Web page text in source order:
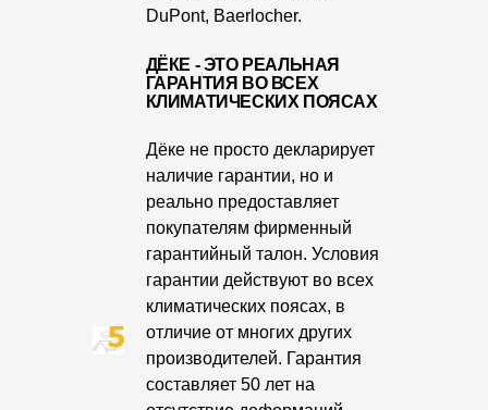
site@docke.ru
125212, Россия, Москва, Головинское ш., д. 5, стр. 1
Сб-Вс - выходной
DuPont, Baerlocher.
ДЁКЕ - ЭТО РЕАЛЬНАЯ
ГАРАНТИЯ ВО ВСЕХ
КЛИМАТИЧЕСКИХ ПОЯСАХ
Дёке не просто декларирует
наличие гарантии, но и
реально предоставляет
покупателям фирменный
гарантийный талон. Условия
гарантии действуют во всех
климатических поясах, в
отличие от многих других
производителей. Гарантия
составляет 50 лет на